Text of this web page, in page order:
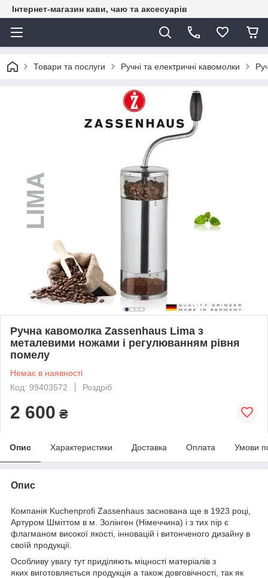
Інтернет-магазин кави, чаю та аксесуарів
Товари та послуги Ручні та електричні кавомолки
Ручна кавомолка Zassenhaus Lima з
металевими ножами і регулюванням рівня
помелу
Немає в наявності
Код: 99403572
Роздріб
2 600 ₴
Опис Характеристики Доставка Оплата Умови
Опис
Компанія Kuchenprofi Zassenhaus заснована ще в 1923 році,
Артуром Шміттом в м. Золінген (Німеччина) і з тих пір є
флагманом високої якості, інновацій і витонченого дизайну в
своїй продукції.
Особливу увагу тут приділяють міцності матеріалів з
яких виготовляється продукція а також довговічності, так як